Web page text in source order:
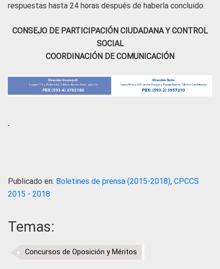
respuestas hasta 24 horas después de haberla concluido.
CONSEJO DE PARTICIPACIÓN CIUDADANA Y CONTROL
SOCIAL
COORDINACIÓN DE COMUNICACIÓN
Publicado en: Boletines de prensa (2015-2018), CPCCS
2015 - 2018
Temas:
Concursos de Oposición y Méritos